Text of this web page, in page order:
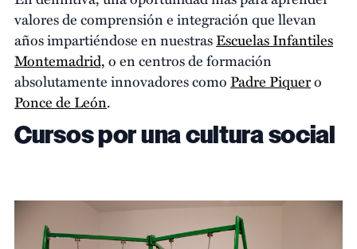
valores de comprensión e integración que llevan
años impartiéndose en nuestrasEscuelas Infantiles
Montemadrid,o en centros de formación
absolutamente innovadores comoPadre Piquero
Ponce de León.
Cursos por una cultura social